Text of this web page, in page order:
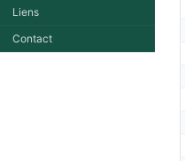
Liens
Contact